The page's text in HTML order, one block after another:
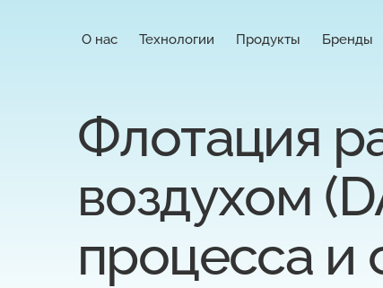
О нас Технологии Продукты Бренды
Флотация
воздухом
процесса и